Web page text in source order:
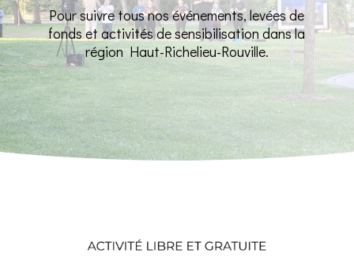
Pour suivre tous nos événements, levées de
fonds et activités de sensibilisation dans la
région Haut-Richelieu-Rouville.